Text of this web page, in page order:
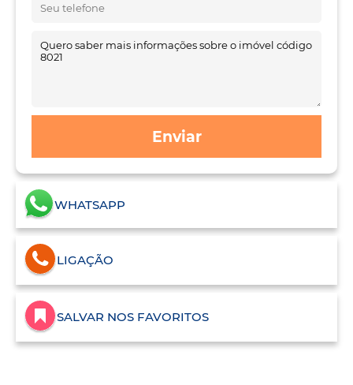
Enviar
WHATSAPP
LIGAÇÃO
SALVAR NOS FAVORITOS